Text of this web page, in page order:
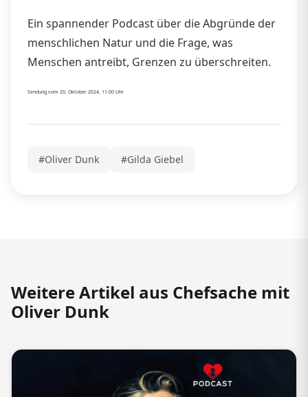
Ein spannender Podcast über die Abgründe der
menschlichen Natur und die Frage, was
Menschen antreibt, Grenzen zu überschreiten.
Sendung vom 20. Oktober 2024, 11:00 Uhr
#Oliver Dunk #Gilda Giebel
Weitere Artikel aus Chefsache mit
Oliver Dunk